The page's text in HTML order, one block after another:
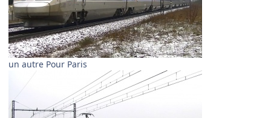
un autre Pour Paris